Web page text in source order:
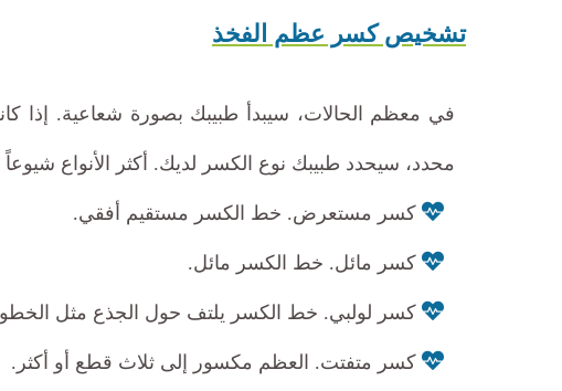
تشخيص كسر عظم الفخذ
محدد، سيحدد طبيبك نوع الكسر لديك. أكثر الأنواع
كسر مستعرض. خط الكسر مستقيم أفقي.
كسر مائل. خط الكسر مائل.
كسر لولبي. خط الكسر يلتف حول الجذع مثل
كسر متفتت. العظم مكسور إلى ثلاث قطع أو أكثر.